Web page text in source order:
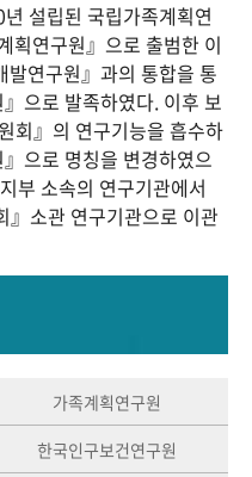
사
연구자들
박물 영상 기록물
설립된 국립가족계획연
획연구원』으로 출범한 이
연구원』과의 통합을 통
으로 발족하였다. 이후 보
회』의 연구기능을 흡수하
으로 명칭을 변경하였으
부 소속의 연구기관에서
』소관 연구기관으로 이관
가족계획연구원
한국인구보건연구원